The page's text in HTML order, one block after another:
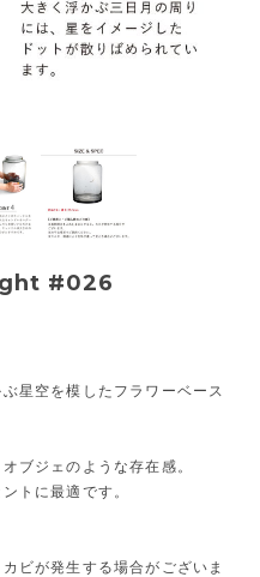
#026
星空を模したフラワーベース
ブジェのような存在感。
トに最適です。
ビが発生する場合がございま